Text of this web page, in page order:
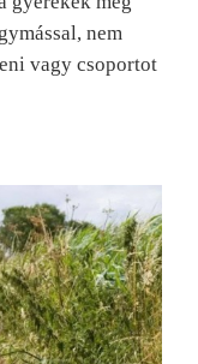
nem
vagy csoportot